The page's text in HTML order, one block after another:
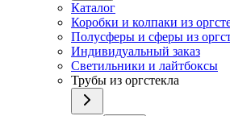
Каталог
Коробки и колпаки из
Полусферы и сферы из
Индивидуальный заказ
Светильники и лайтбоксы
Трубы из оргстекла